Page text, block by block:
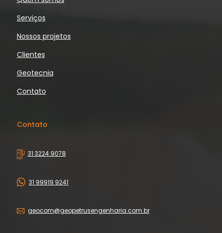
Serviços
Nossos projetos
Clientes
Geotecnia
Contato
Contato
31 3224.9078
31 99919.9241
geocom@geopetrusengenharia.com.br